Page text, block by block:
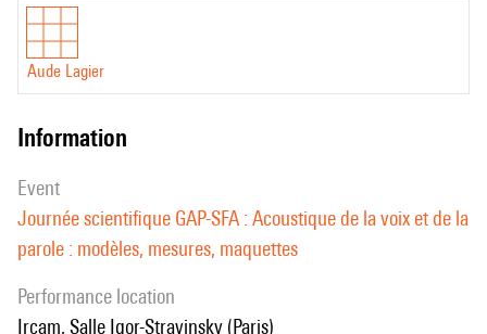
Aude Lagier
information
event
Journée scientifique GAP-SFA : Acoustique de la voix et de la
parole : modèles, mesures, maquettes
performance location
Ircam, Salle Igor-Stravinsky (Paris)